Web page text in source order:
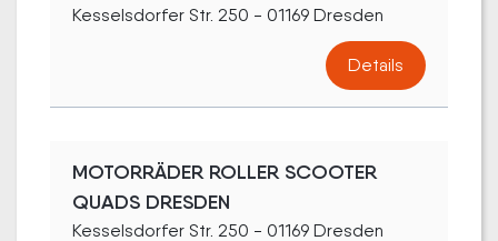
Kesselsdorfer Str. 250 - 01169 Dresden
Details
MOTORRÄDER ROLLER SCOOTER
QUADS DRESDEN
Kesselsdorfer Str. 250 - 01169 Dresden